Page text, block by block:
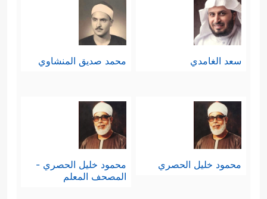
سعد الغامدي محمد صديق المنشاوي
محمود خليل الحصري
محمود خليل الحصري -
المصحف المعلم